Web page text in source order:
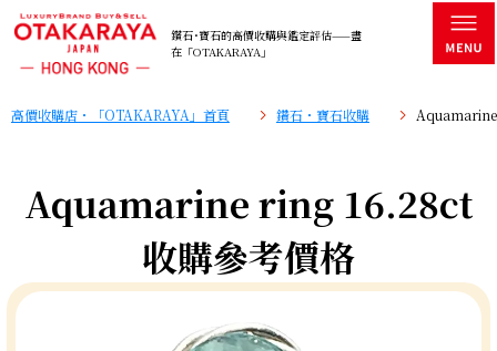
鑽石･寶石的高價收購與鑑定評估——盡
在「OTAKARAYA」
高價收購店・「OTAKARAYA」首頁 鑽石・寶石收購
Aquamarine ring 16.28ct
收購參考價格